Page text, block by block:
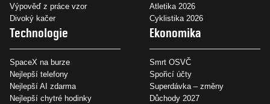
Výpověď z práce vzor
Divoký kačer
Atletika 2026
Cyklistika 2026
Technologie
SpaceX na burze
Nejlepší telefony
Nejlepší AI zdarma
Nejlepší chytré hodinky
Ekonomika
Smrt OSVČ
Spořicí účty
Superdávka – změny
Důchody 2027